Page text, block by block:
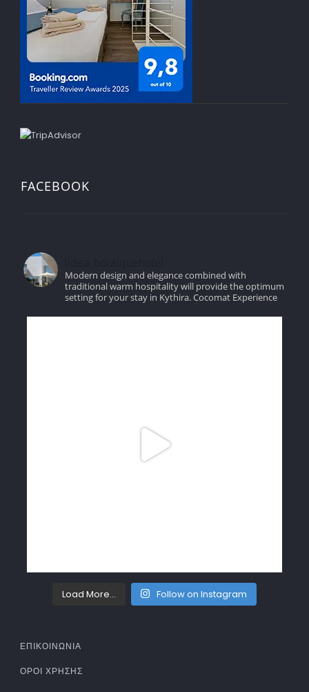
FACEBOOK
Modern design and elegance combined with
traditional warm hospitality will provide the optimum
setting for your stay in Kythira.Cocomat Experience
Load More... Follow on Instagram
ΕΠΙΚΟΙΝΩΝΙΑ
ΌΡΟΙ ΧΡΉΣΗΣ